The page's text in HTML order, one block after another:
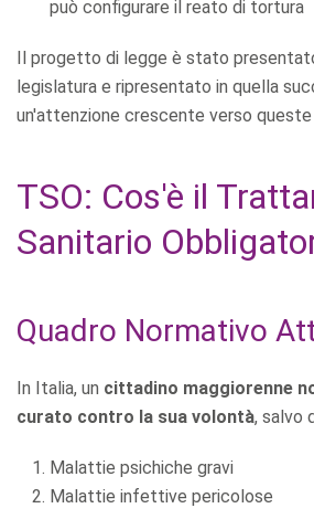
può configurare il reato di tortura
Il progetto di legge è stato
legislatura e ripresentato in quella
un'attenzione crescente verso
TSO: Cos'è il
Sanitario
Quadro Normativo
In Italia, un cittadino maggiorenne
curato contro la sua volontà, salvo
Malattie psichiche gravi
Malattie infettive pericolose